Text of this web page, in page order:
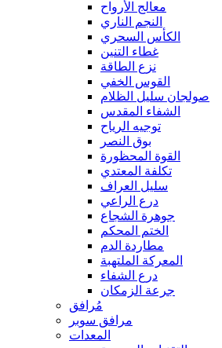
معالج الأرواح
النجم الناري
الكأس السحري
غطاء التنين
نزع الطاقة
القوس الخفي
صولجان سليل الظلام
الشفاء المقدس
توجيه الرياح
بوق النصر
القوة المحظورة
تكلفة المعتدي
سليل العراف
درع الراعي
جوهرة الشجاع
الختم المحكم
مطاردة الدم
المعركة الملتهبة
درع الشفاء
جرعة الزمكان
مُرافق
مرافق سوبر
المعدات